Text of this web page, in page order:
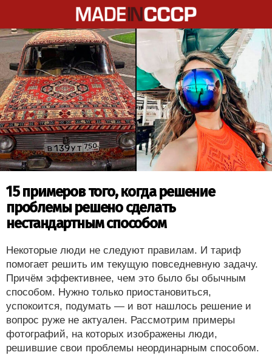
15 примеров того, когда решение
проблемы решено сделать
нестандартным способом
Некоторые люди не следуют правилам. И тариф
помогает решить им текущую повседневную задачу.
Причём эффективнее, чем это было бы обычным
способом. Нужно только приостановиться,
успокоится, подумать — и вот нашлось решение и
вопрос руже не актуален. Рассмотрим примеры
фотографий, на которых изображены люди,
решившие свои проблемы неординарным способом.